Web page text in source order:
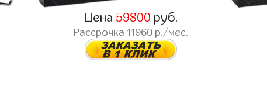
Цена 59800 руб.
Рассрочка11960 р./мес.